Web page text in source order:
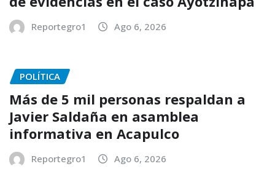
Reportegro1 Ago 6, 2026
POLÍTICA
Más de 5 mil personas respaldan a
Javier Saldaña en asamblea
informativa en Acapulco
Reportegro1 Ago 6, 2026